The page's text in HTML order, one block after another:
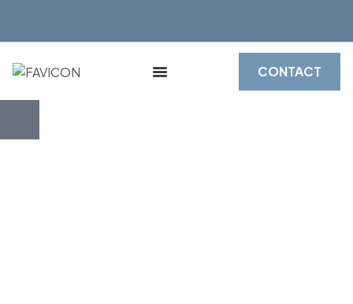
CONTACT